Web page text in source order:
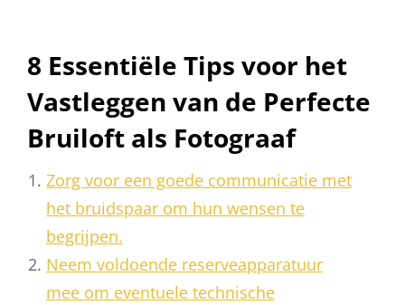
8 Essentiële Tips voor het
Vastleggen van de Perfecte
Bruiloft als Fotograaf
Zorg voor een goede communicatie met
het bruidspaar om hun wensen te
begrijpen.
Neem voldoende reserveapparatuur
mee om eventuele technische